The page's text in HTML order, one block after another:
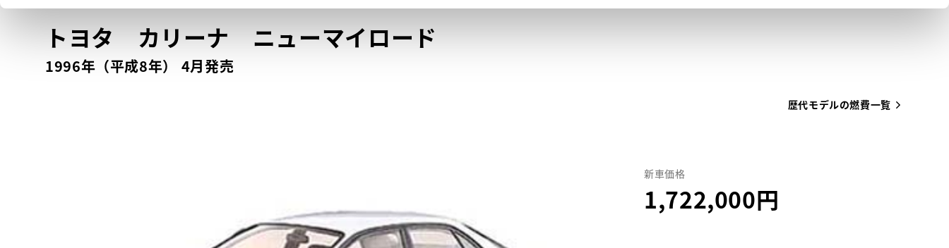
選
トヨタ カリーナニューマイロード
1996年（平成8年） 4月発売
歴代モデルの燃費一覧
新車価格
1,722,000